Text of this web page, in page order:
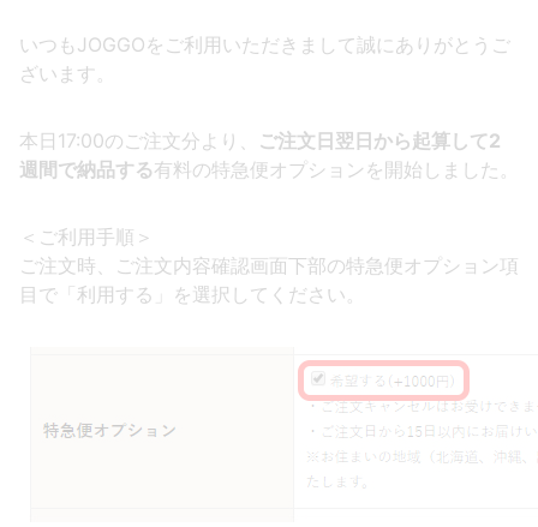
いつもJOGGOをご利用いただきまして誠にありがとうご
ざいます。
本日17:00のご注文分より、 ご注文日翌日から起算して2
週間で納品する有料の特急便オプションを開始しました。
＜ご利用手順＞
ご注文時、ご注文内容確認画面下部の特急便オプション項
目で「利用する」を選択してください。